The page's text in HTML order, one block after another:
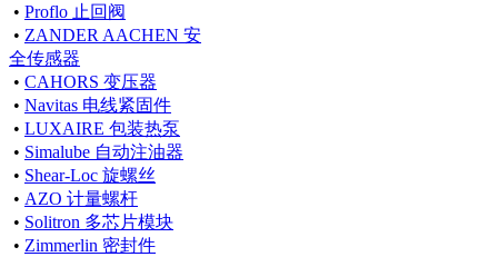
• Proflo 止回阀
• ZANDER AACHEN 安
全传感器
• CAHORS 变压器
• Navitas 电线紧固件
• LUXAIRE 包装热泵
• Simalube 自动注油器
• Shear-Loc 旋螺丝
• AZO 计量螺杆
• Solitron 多芯片模块
• Zimmerlin 密封件